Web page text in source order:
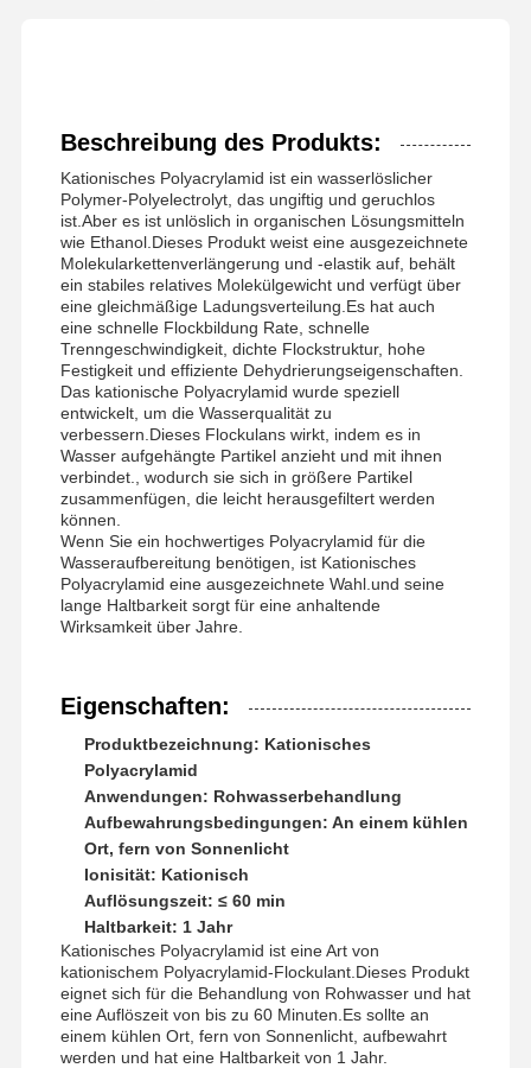
Beschreibung des Produkts:
Kationisches Polyacrylamid ist ein wasserlöslicher
Polymer-Polyelectrolyt, das ungiftig und geruchlos
ist.Aber es ist unlöslich in organischen Lösungsmitteln
wie Ethanol.Dieses Produkt weist eine ausgezeichnete
Molekularkettenverlängerung und -elastik auf, behält
ein stabiles relatives Molekülgewicht und verfügt über
eine gleichmäßige Ladungsverteilung.Es hat auch
eine schnelle Flockbildung Rate, schnelle
Trenngeschwindigkeit, dichte Flockstruktur, hohe
Festigkeit und effiziente Dehydrierungseigenschaften.
Das kationische Polyacrylamid wurde speziell
entwickelt, um die Wasserqualität zu
verbessern.Dieses Flockulans wirkt, indem es in
Wasser aufgehängte Partikel anzieht und mit ihnen
verbindet., wodurch sie sich in größere Partikel
zusammenfügen, die leicht herausgefiltert werden
können.
Wenn Sie ein hochwertiges Polyacrylamid für die
Wasseraufbereitung benötigen, ist Kationisches
Polyacrylamid eine ausgezeichnete Wahl.und seine
lange Haltbarkeit sorgt für eine anhaltende
Wirksamkeit über Jahre.
Eigenschaften:
Produktbezeichnung: Kationisches
Polyacrylamid
Anwendungen: Rohwasserbehandlung
Aufbewahrungsbedingungen: An einem kühlen
Ort, fern von Sonnenlicht
Ionisität: Kationisch
Auflösungszeit: ≤ 60 min
Haltbarkeit: 1 Jahr
Kationisches Polyacrylamid ist eine Art von
kationischem Polyacrylamid-Flockulant.Dieses Produkt
eignet sich für die Behandlung von Rohwasser und hat
eine Auflöszeit von bis zu 60 Minuten.Es sollte an
einem kühlen Ort, fern von Sonnenlicht, aufbewahrt
werden und hat eine Haltbarkeit von 1 Jahr.